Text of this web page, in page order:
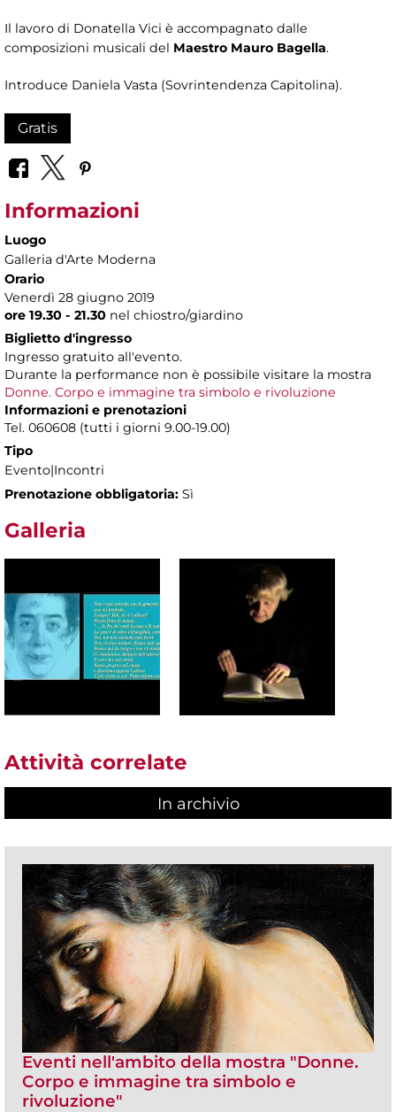
Il lavoro di Donatella Vici è accompagnato dalle
composizioni musicali del Maestro Mauro Bagella.
Introduce Daniela Vasta (Sovrintendenza Capitolina).
Gratis
Informazioni
Luogo
Galleria d'Arte Moderna
Orario
Venerdì 28 giugno 2019
ore 19.30 - 21.30 nel chiostro/giardino
Biglietto d'ingresso
Ingresso gratuito all'evento.
Durante la performance non è possibile visitare la mostra
Donne. Corpo e immagine tra simbolo e rivoluzione
Informazioni e prenotazioni
Tel. 060608 (tutti i giorni 9.00-19.00)
Tipo
Evento|Incontri
Prenotazione obbligatoria: Sì
Galleria
Attività correlate
In archivio
Eventi nell'ambito della mostra "Donne.
Corpo e immagine tra simbolo e
rivoluzione"